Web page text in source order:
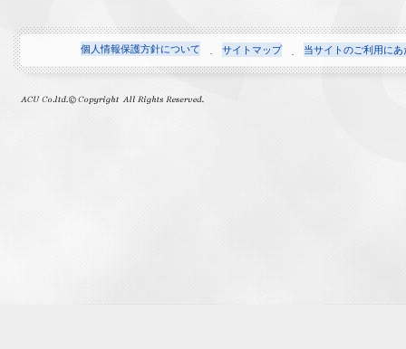
個人情報保護方針について サイトマップ 当サイトのご利用に